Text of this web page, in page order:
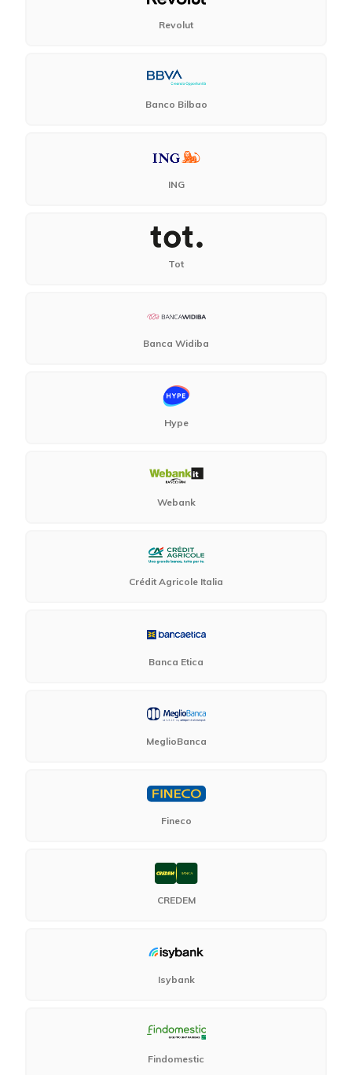
Revolut
Banco Bilbao
ING
Tot
Banca Widiba
Hype
Webank
Crédit Agricole Italia
Banca Etica
MeglioBanca
Fineco
CREDEM
Isybank
Findomestic